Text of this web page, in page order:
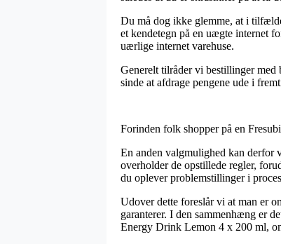
Du må dog ikke glemme, at i
et kendetegn på en uægte internet
uærlige internet varehuse.
Generelt tilråder vi bestillinger
sinde at afdrage pengene ude i
Forinden folk shopper på en
En anden valgmulighed kan
overholder de opstillede regler,
du oplever problemstillinger i
Udover dette foreslår vi at man er
garanterer. I den sammenhæng er
Energy Drink Lemon 4 x 200 ml,